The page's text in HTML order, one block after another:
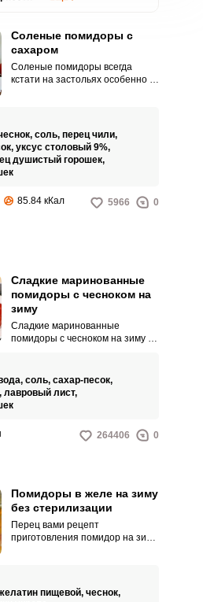
Соленые помидоры с
сахаром
Соленые помидоры всегда
кстати на застольях особенно с
супов, борщей, солянки и других
блюд.
соль, перец чили,
уксус столовый 9%,
душистый горошек,
85.84 кКал 5966 0
Сладкие маринованные
помидоры с чесноком на
зиму
Сладкие маринованные
помидоры с чесноком на зиму -
ингредиент дополняющий
блюдо. Практически у каждой
хозяйки можно встретить
специй, пряностей, ароматных
вкусные и сладкие
маринованные помидоры на
зиму в литровых
банкахПредлагаемый вам
рецепт является основной
соль, сахар-песок,
лавровый лист,
264406 0
Помидоры в желе на зиму
без стерилизации
Перец вами рецепт
приготовления помидор на зиму
на консервацию и сохраняет
пищевой, чеснок,